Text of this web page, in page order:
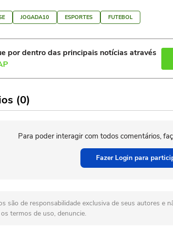
JOGADA10 ESPORTES FUTEBOL
por dentro das principais notícias através
(0)
Para poder interagir com todos comentários,
Fazer Login para
são de responsabilidade exclusiva de seus autores e
termos de uso, denuncie.